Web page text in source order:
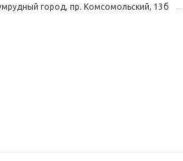
город, пр. Комсомольский, 13б